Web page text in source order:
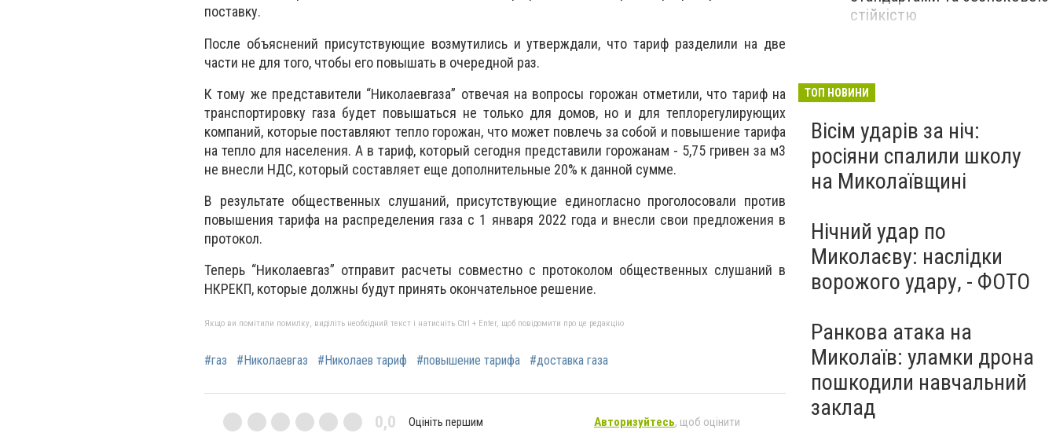
поставку.
После объяснений присутствующие возмутились и утверждали, что тариф разделили на две
части не для того, чтобы его повышать в очередной раз.
К тому же представители “Николаевгаза” отвечая на вопросы горожан отметили, что тариф на
транспортировку газа будет повышаться не только для домов, но и для теплорегулирующих
компаний, которые поставляют тепло горожан, что может повлечь за собой и повышение тарифа
на тепло для населения. А в тариф, который сегодня представили горожанам - 5,75 гривен за м3
не внесли НДС, который составляет еще дополнительные 20% к данной сумме.
В результате общественных слушаний, присутствующие единогласно проголосовали против
повышения тарифа на распределения газа с 1 января 2022 года и внесли свои предложения в
протокол.
Теперь “Николаевгаз” отправит расчеты совместно с протоколом общественных слушаний в
НКРЕКП, которые должны будут принять окончательное решение.
Якщо ви помітили помилку, виділіть необхідний текст і натисніть Ctrl + Enter, щоб повідомити про це редакцію
#газ #Николаевгаз #Николаев тариф #повышение тарифа #доставка газа
0,0 Оцініть першим Авторизуйтесь, щоб оцінити
стійкістю
на 20%: Уряд підбив
навчального року
ТОП НОВИНИ
Вісім ударів за ніч:
росіяни спалили школу
на Миколаївщині
Нічний удар по
Миколаєву: наслідки
ворожого удару, - ФОТО
Ранкова атака на
Миколаїв: уламки дрона
пошкодили навчальний
заклад